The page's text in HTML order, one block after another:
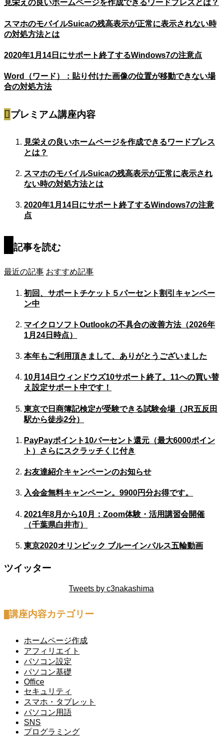
見栄えの良いホームページを作成できるワードプレスとは？
スマホのモバイルSuicaの残高表示が正常に表示されない時
の対処方法とは
2020年1月14日にサポート終了するWindows7の注意点
Word（ワード）：貼り付けた画像の位置が移動できない場
合の対処方法
プレミアム講座内容
見栄えの良いホームページを作成できるワードプレス
とは？
スマホのモバイルSuicaの残高表示が正常に表示され
ない時の対処方法とは
2020年1月14日にサポート終了するWindows7の注意
点
記事を読む
最近の記事 おすすめ記事
初回、サポートチケット５パーセント割引キャンペー
ン中
マイクロソフトOutlookの不具合の改善方法（2026年
1月24日時点）
本年もご利用頂きまして、ありがとうございました
10月14日ウィンドウズ10サポート終了。11への買い替
え設定サポート中です！
東京で日商簿記検定が受験できる試験会場（JR五反田
駅から徒歩2分）
PayPayポイント10パーセント還元（最大6000ポイン
ト）さらにスクラッチくじ付き
お友達紹介キャンペーンのお知らせ
入会金無料キャンペーン。9900円分お得です。
2021年8月から10月：Zoom体験・活用講習会開催
（千葉県白井市）
東京2020オリンピック ブルーインパルス五輪動画
ツイッター
Tweets by c3nakashima
講座内容カテゴリー
ホームページ作成
アフィリエイト
パソコン設定
パソコン基礎
Office
セキュリティ
スマホ・タブレット
パソコン用語
SNS
プログラミング